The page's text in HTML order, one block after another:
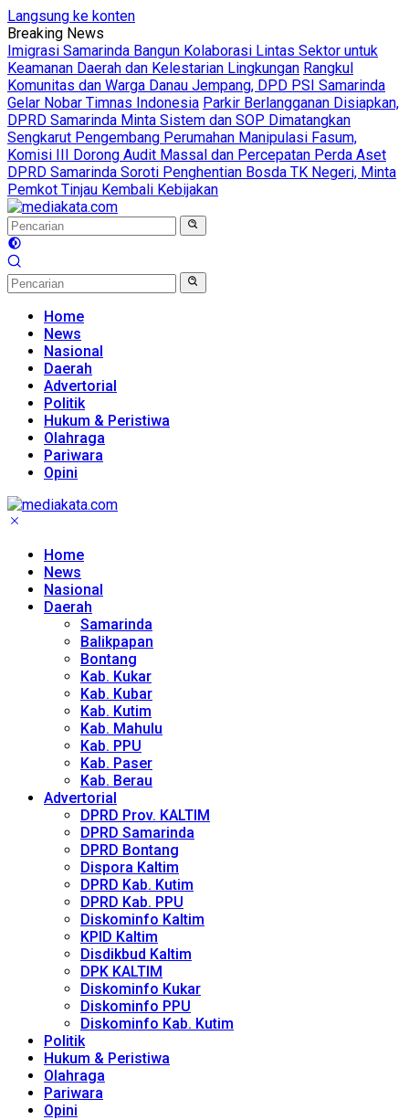
Langsung ke konten
Breaking News
Imigrasi Samarinda Bangun Kolaborasi Lintas Sektor untuk
Keamanan Daerah dan Kelestarian Lingkungan Rangkul
Komunitas dan Warga Danau Jempang, DPD PSI Samarinda
Gelar Nobar Timnas Indonesia Parkir Berlangganan Disiapkan,
DPRD Samarinda Minta Sistem dan SOP Dimatangkan
Sengkarut Pengembang Perumahan Manipulasi Fasum,
Komisi III Dorong Audit Massal dan Percepatan Perda Aset
DPRD Samarinda Soroti Penghentian Bosda TK Negeri, Minta
Pemkot Tinjau Kembali Kebijakan
Home
News
Nasional
Daerah
Advertorial
Politik
Hukum & Peristiwa
Olahraga
Pariwara
Opini
Home
News
Nasional
Daerah
Samarinda
Balikpapan
Bontang
Kab. Kukar
Kab. Kubar
Kab. Kutim
Kab. Mahulu
Kab. PPU
Kab. Paser
Kab. Berau
Advertorial
DPRD Prov. KALTIM
DPRD Samarinda
DPRD Bontang
Dispora Kaltim
DPRD Kab. Kutim
DPRD Kab. PPU
Diskominfo Kaltim
KPID Kaltim
Disdikbud Kaltim
DPK KALTIM
Diskominfo Kukar
Diskominfo PPU
Diskominfo Kab. Kutim
Politik
Hukum & Peristiwa
Olahraga
Pariwara
Opini